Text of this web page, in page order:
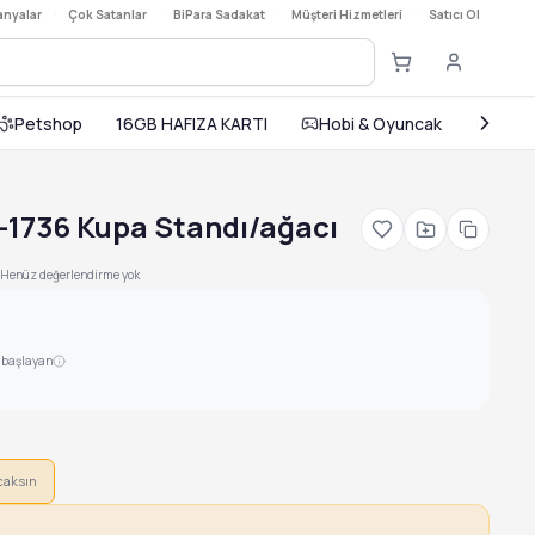
Çok Satanlar BiPara Sadakat Müşteri Hizmetleri Satıcı Ol
Petshop 16GB HAFIZA KARTI Hobi & Oyuncak
Kupa Standı/ağacı
Henüz değerlendirme yok
başlayan